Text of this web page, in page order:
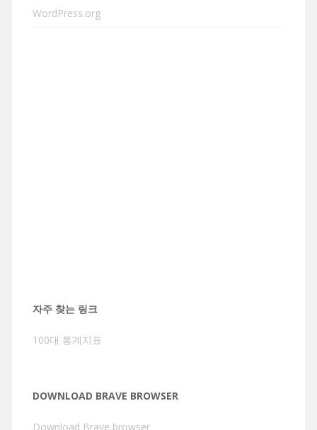
WordPress.org
자주 찾는 링크
100대 통계지표
DOWNLOAD BRAVE BROWSER
Download Brave browser